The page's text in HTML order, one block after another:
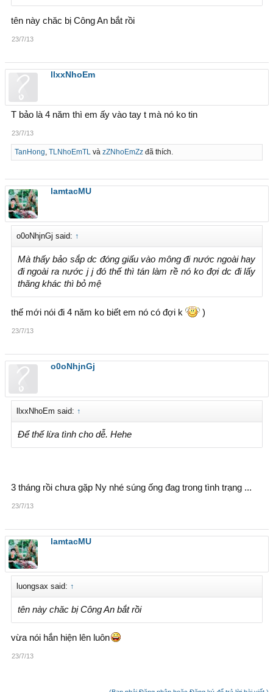
tên này chăc bị Công An bắt rồi
23/7/13
llxxNhoEm
T bảo là 4 năm thì em ấy vào tay t mà nó ko tin
23/7/13
TanHong, TLNhoEmTLvà zZNhoEmZzđã thích.
lamtacMU
o0oNhjnGj said: ↑
Mà thấy bảo sắp dc đóng giấu vào mông đi nước ngoài hay
đi ngoài ra nước j j đó thế thì tán làm rề nó ko đợi dc đi lấy
thăng khác thì bỏ mệ
thế mới nói đi 4 năm ko biết em nó có đợi k )
23/7/13
o0oNhjnGj
llxxNhoEm said: ↑
Để thế lừa tình cho dễ. Hehe
3 tháng rồi chưa gặp Ny nhé súng ống đag trong tình trạng ...
23/7/13
lamtacMU
luongsax said: ↑
tên này chăc bị Công An bắt rồi
vừa nói hắn hiện lên luôn
23/7/13